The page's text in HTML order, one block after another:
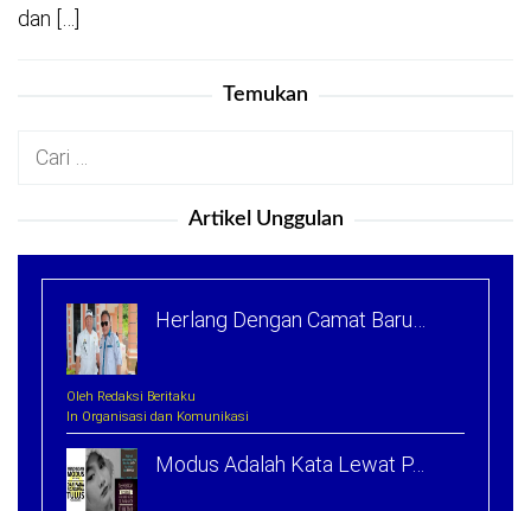
dan […]
Temukan
Cari
Artikel Unggulan
Herlang Dengan Camat Baru…
Oleh Redaksi Beritaku
In Organisasi dan Komunikasi
Modus Adalah Kata Lewat P…